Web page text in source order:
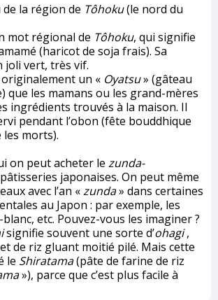
de la région de Tôhoku(le nord du
mot régional de Tôhoku, qui signifie
(haricot de soja frais). Sa
joli vert, très vif.
un « Oyatsu» (gâteau
que les mamans ou les grand-mères
ingrédients trouvés à la maison. Il
pendant l’obon (fête bouddhique
les morts).
on peut acheter le zunda-
japonaises. On peut même
avec l’an «zunda» dans certaines
au Japon : par exemple, les
etc. Pouvez-vous les imaginer ?
signifie souvent une sorte d’ohagi,
de riz gluant moitié pilé. Mais cette
le Shiratama(pâte de farine de riz
»), parce que c’est plus facile à